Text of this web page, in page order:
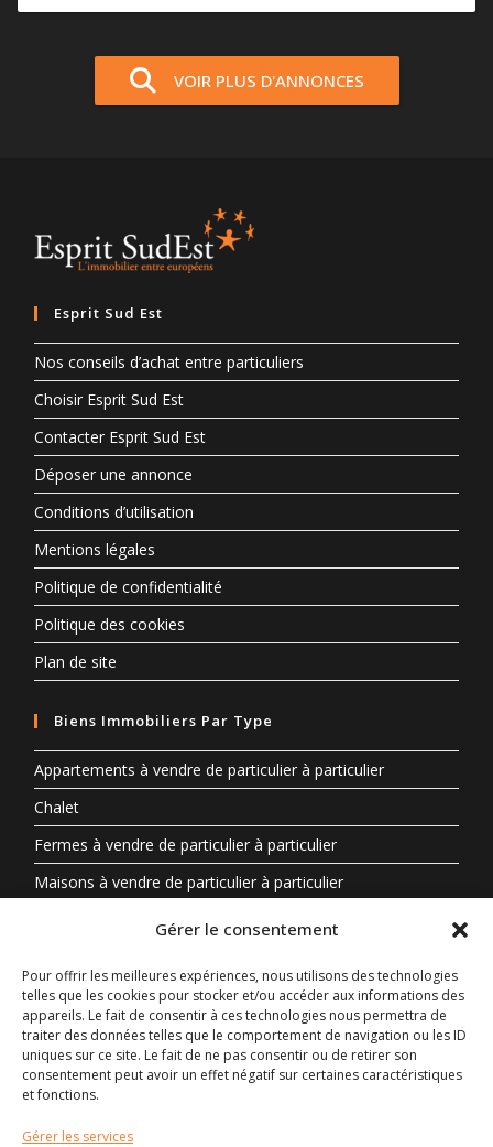
Gérer le consentement
Pour offrir les meilleures expériences, nous utilisons des technologies
telles que les cookies pour stocker et/ou accéder aux informations des
appareils. Le fait de consentir à ces technologies nous permettra de
traiter des données telles que le comportement de navigation ou les ID
uniques sur ce site. Le fait de ne pas consentir ou de retirer son
consentement peut avoir un effet négatif sur certaines caractéristiques
et fonctions.
Gérer les services
VOIR PLUS D'ANNONCES
Esprit Sud Est
Nos conseils d’achat entre particuliers
Choisir Esprit Sud Est
Contacter Esprit Sud Est
Déposer une annonce
Conditions d’utilisation
Mentions légales
Politique de confidentialité
Politique des cookies
Plan de site
Biens Immobiliers Par Type
Appartements à vendre de particulier à particulier
Chalet
Fermes à vendre de particulier à particulier
Maisons à vendre de particulier à particulier
Propriété à vendre en Auvergne-Rhône-Alpes entre
Biens Immobiliers Par Région
Auvergne-Rhône-Alpes
Centre-Val de Loire